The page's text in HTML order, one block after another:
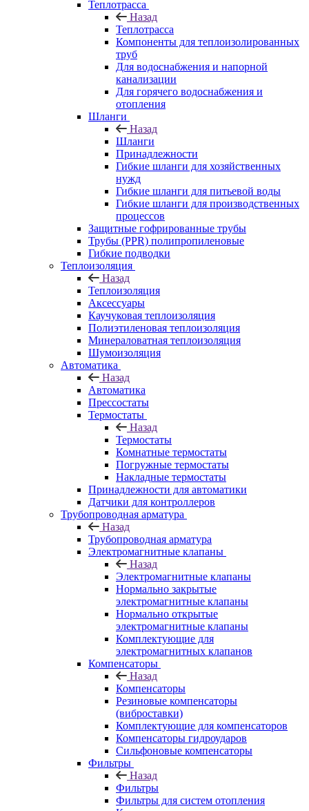
Теплотрасса
Назад
Теплотрасса
Компоненты для теплоизолированных
труб
Для водоснабжения и напорной
канализации
Для горячего водоснабжения и
отопления
Шланги
Назад
Шланги
Принадлежности
Гибкие шланги для хозяйственных
нужд
Гибкие шланги для питьевой воды
Гибкие шланги для производственных
процессов
Защитные гофрированные трубы
Трубы (РРR) полипропиленовые
Гибкие подводки
Теплоизоляция
Назад
Теплоизоляция
Аксессуары
Каучуковая теплоизоляция
Полиэтиленовая теплоизоляция
Минераловатная теплоизоляция
Шумоизоляция
Автоматика
Назад
Автоматика
Прессостаты
Термостаты
Назад
Термостаты
Комнатные термостаты
Погружные термостаты
Накладные термостаты
Принадлежности для автоматики
Датчики для контроллеров
Трубопроводная арматура
Назад
Трубопроводная арматура
Электромагнитные клапаны
Назад
Электромагнитные клапаны
Нормально закрытые
электромагнитные клапаны
Нормально открытые
электромагнитные клапаны
Комплектующие для
электромагнитных клапанов
Компенсаторы
Назад
Компенсаторы
Резиновые компенсаторы
(виброставки)
Комплектующие для компенсаторов
Компенсаторы гидроударов
Сильфоновые компенсаторы
Фильтры
Назад
Фильтры
Фильтры для систем отопления